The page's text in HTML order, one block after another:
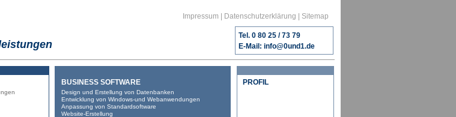
Impressum Datenschutzerklärung Sitemap
Tel. 0 80 25 / 73 79
E-Mail:info@0und1.de
BUSINESS SOFTWARE
Design und Erstellung von Datenbanken
Entwicklung von Windows-und Webanwendungen
Anpassung von Standardsoftware
Website-Erstellung
PROFIL